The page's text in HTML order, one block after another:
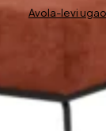
Avola-levi ugao